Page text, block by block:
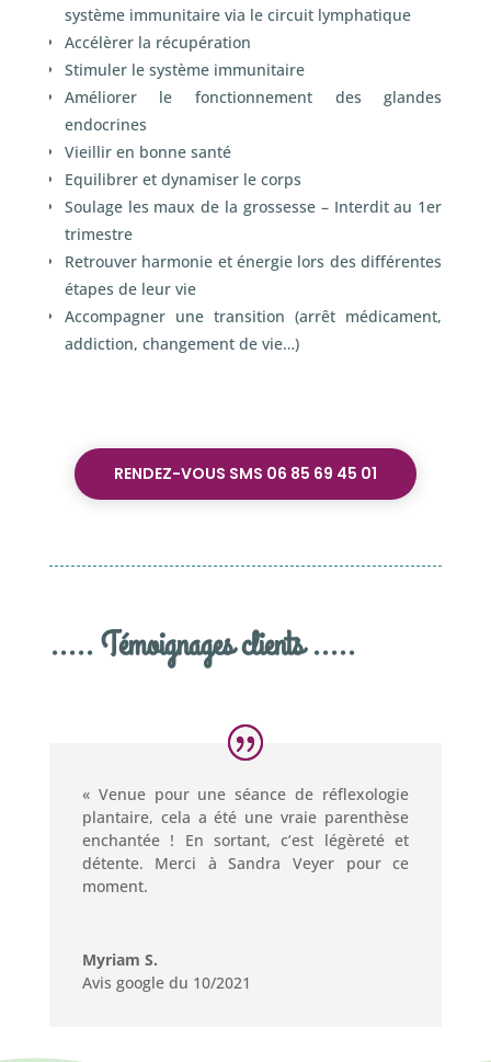
système immunitaire via le circuit lymphatique
Accélèrer la récupération
Stimuler le système immunitaire
Améliorer le fonctionnement des glandes
endocrines
Vieillir en bonne santé
Equilibrer et dynamiser le corps
Soulage les maux de la grossesse – Interdit au 1er
trimestre
Retrouver harmonie et énergie lors des différentes
étapes de leur vie
Accompagner une transition (arrêt médicament,
addiction, changement de vie…)
RENDEZ-VOUS SMS 06 85 69 45 01
..... Témoignages clients .....
« Venue pour une séance de réflexologie
plantaire, cela a été une vraie parenthèse
enchantée ! En sortant, c’est légèreté et
détente. Merci à Sandra Veyer pour ce
moment.
Myriam S.
Avis google du 10/2021